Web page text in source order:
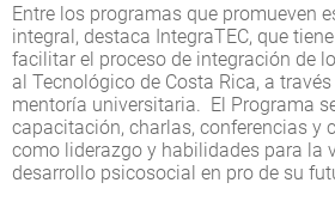
Entre los programas que promueven
integral, destaca IntegraTEC, que
facilitar el proceso de integración de
al Tecnológico de Costa Rica, a
mentoría universitaria. El Programa
capacitación, charlas, conferencias y
como liderazgo y habilidades para la
desarrollo psicosocial en pro de su